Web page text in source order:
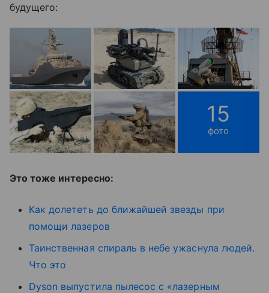
будущего:
15
фото
Это тоже интересно:
Как долететь до ближайшей звезды при
помощи лазеров
Таинственная спираль в небе ужаснула людей.
Что это
Dyson выпустила пылесос с «лазерным